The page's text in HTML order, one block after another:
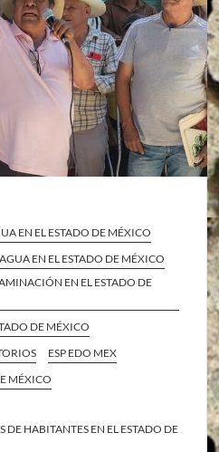
EN EL ESTADO DE MÉXICO
EN EL ESTADO DE MÉXICO
EN EL ESTADO DE
DE MÉXICO
ESP EDO MEX
MÉXICO
DE HABITANTES EN EL ESTADO DE